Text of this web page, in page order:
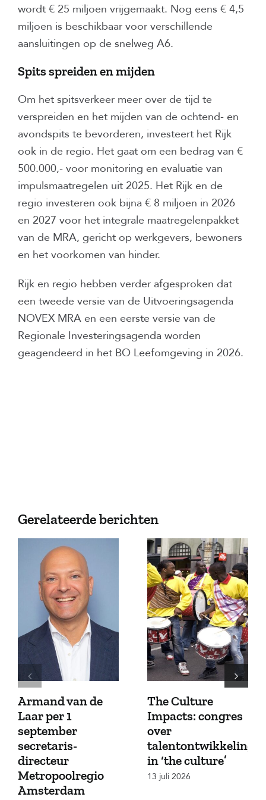
wordt € 25 miljoen vrijgemaakt. Nog eens € 4,5
miljoen is beschikbaar voor verschillende
aansluitingen op de snelweg A6.
Spits spreiden en mijden
Om het spitsverkeer meer over de tijd te
verspreiden en het mijden van de ochtend- en
avondspits te bevorderen, investeert het Rijk
ook in de regio. Het gaat om een bedrag van €
500.000,- voor monitoring en evaluatie van
impulsmaatregelen uit 2025. Het Rijk en de
regio investeren ook bijna € 8 miljoen in 2026
en 2027 voor het integrale maatregelenpakket
van de MRA, gericht op werkgevers, bewoners
en het voorkomen van hinder.
Rijk en regio hebben verder afgesproken dat
een tweede versie van de Uitvoeringsagenda
NOVEX MRA en een eerste versie van de
Regionale Investeringsagenda worden
geagendeerd in het BO Leefomgeving in 2026.
Gerelateerde berichten
Armand van de
Laar per 1
september
secretaris-
directeur
Metropoolregio
Amsterdam
The Culture
Impacts: congres
over
talentontwikkeling
in ‘the culture’
13 juli 2026